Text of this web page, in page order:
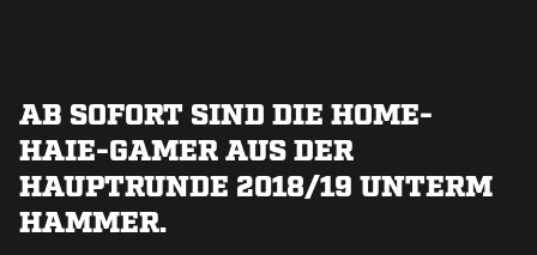
AB SOFORT SIND DIE HOME-
HAIE-GAMER AUS DER
HAUPTRUNDE 2018/19 UNTERM
HAMMER.